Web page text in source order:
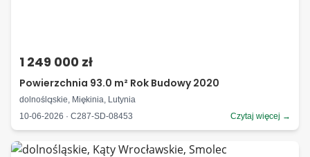
1 249 000 zł
Powierzchnia 93.0 m² Rok Budowy 2020
dolnośląskie, Miękinia, Lutynia
10-06-2026 · C287-SD-08453
Czytaj więcej →